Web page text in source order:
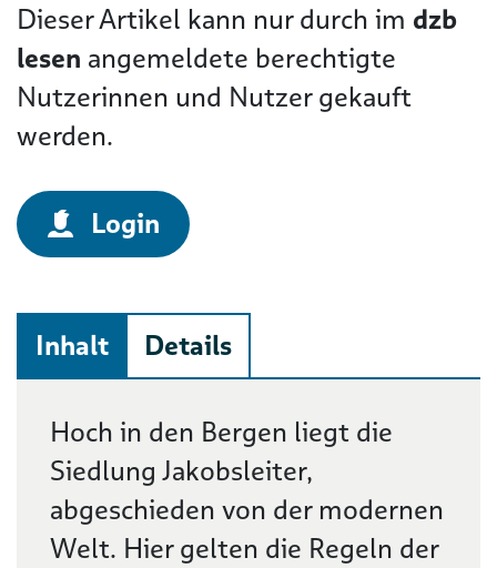
Dieser Artikel kann nur durch im dzb
lesen angemeldete berechtigte
Nutzerinnen und Nutzer gekauft
werden.
Login
Inhalt Details
Beschreibung
Hoch in den Bergen liegt die
Siedlung Jakobsleiter,
abgeschieden von der modernen
Welt. Hier gelten die Regeln der